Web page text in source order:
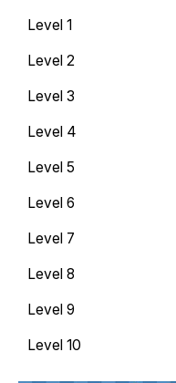
Level 1
Level 2
Level 3
Level 4
Level 5
Level 6
Level 7
Level 8
Level 9
Level 10